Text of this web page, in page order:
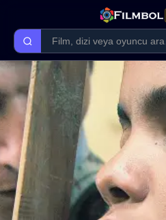
Ana Sayfa
Forum
Kategoriler
Kaliteler
Film Kategorileri